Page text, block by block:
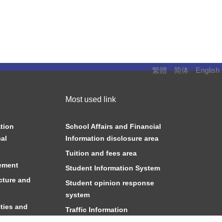
繁體 简体 English
and
and
Most used link
School Affairs and Financial
Information disclosure area
Tuition and fees area
Student Information System
Student opinion response
system
Traffic Information